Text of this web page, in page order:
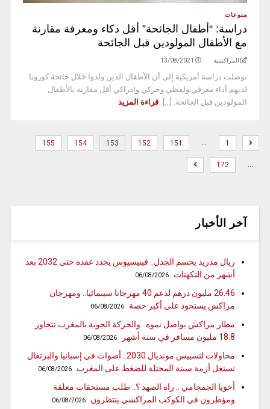
منوعات
دراسة: “أطفال الجائحة” أقل دكاء ومعرفة مقارنة
مع الأطفال المولودين قبل الجائحة
المراكشية 13/08/2021
توصلت دراسة أمريكية إلى أن الأطفال الذين ولدوا خلال جائحة كورونا
لديهم أداء معرفي ولفظي وحركي وإدراكي أقل مقارنة بالأطفال
المولودين قبل الجائحة. [...]
قراءة المزيد
1
…
151
152
153
154
155
…
172
آخر الأخبار
ريال مدريد يحسم الجدل.. فينيسيوس يجدد عقده حتى 2032 بعد
أشهر من التكهنات
06/08/2026
26.46 مليون درهم لدعم 40 مهرجانا سينمائيا.. ومهرجان
مراكش يستحوذ على أكبر حصة
06/08/2026
مطار مراكش يواصل نموه.. والحركة الجوية بالمغرب تتجاوز
18.8 مليون مسافر في ستة أشهر
06/08/2026
محاولات لتسييس مونديال 2030.. أصوات في إسبانيا والبرتغال
تستغل أزمة سبتة المحتلة للضغط على المغرب
06/08/2026
أخويا الجمجامي .. راه الصهد ؟.. طلب مستحقات معلقة
ومؤطرون في الكوكب المراكشي ينتظرون
06/08/2026